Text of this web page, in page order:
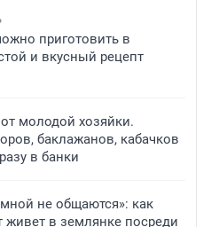
приготовить в
и вкусный рецепт
молодой хозяйки.
баклажанов, кабачков
в банки
не общаются»: как
живет в землянке посреди